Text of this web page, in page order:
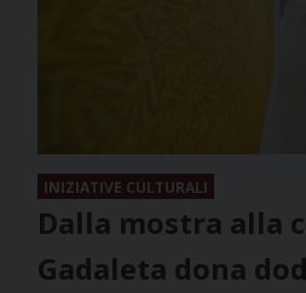
INIZIATIVE CULTURALI
Dalla mostra alla
Gadaleta dona